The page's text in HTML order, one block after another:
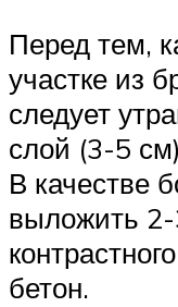
Перед тем,
участке из
следует
слой (3-5
В качестве
выложить
бетон.